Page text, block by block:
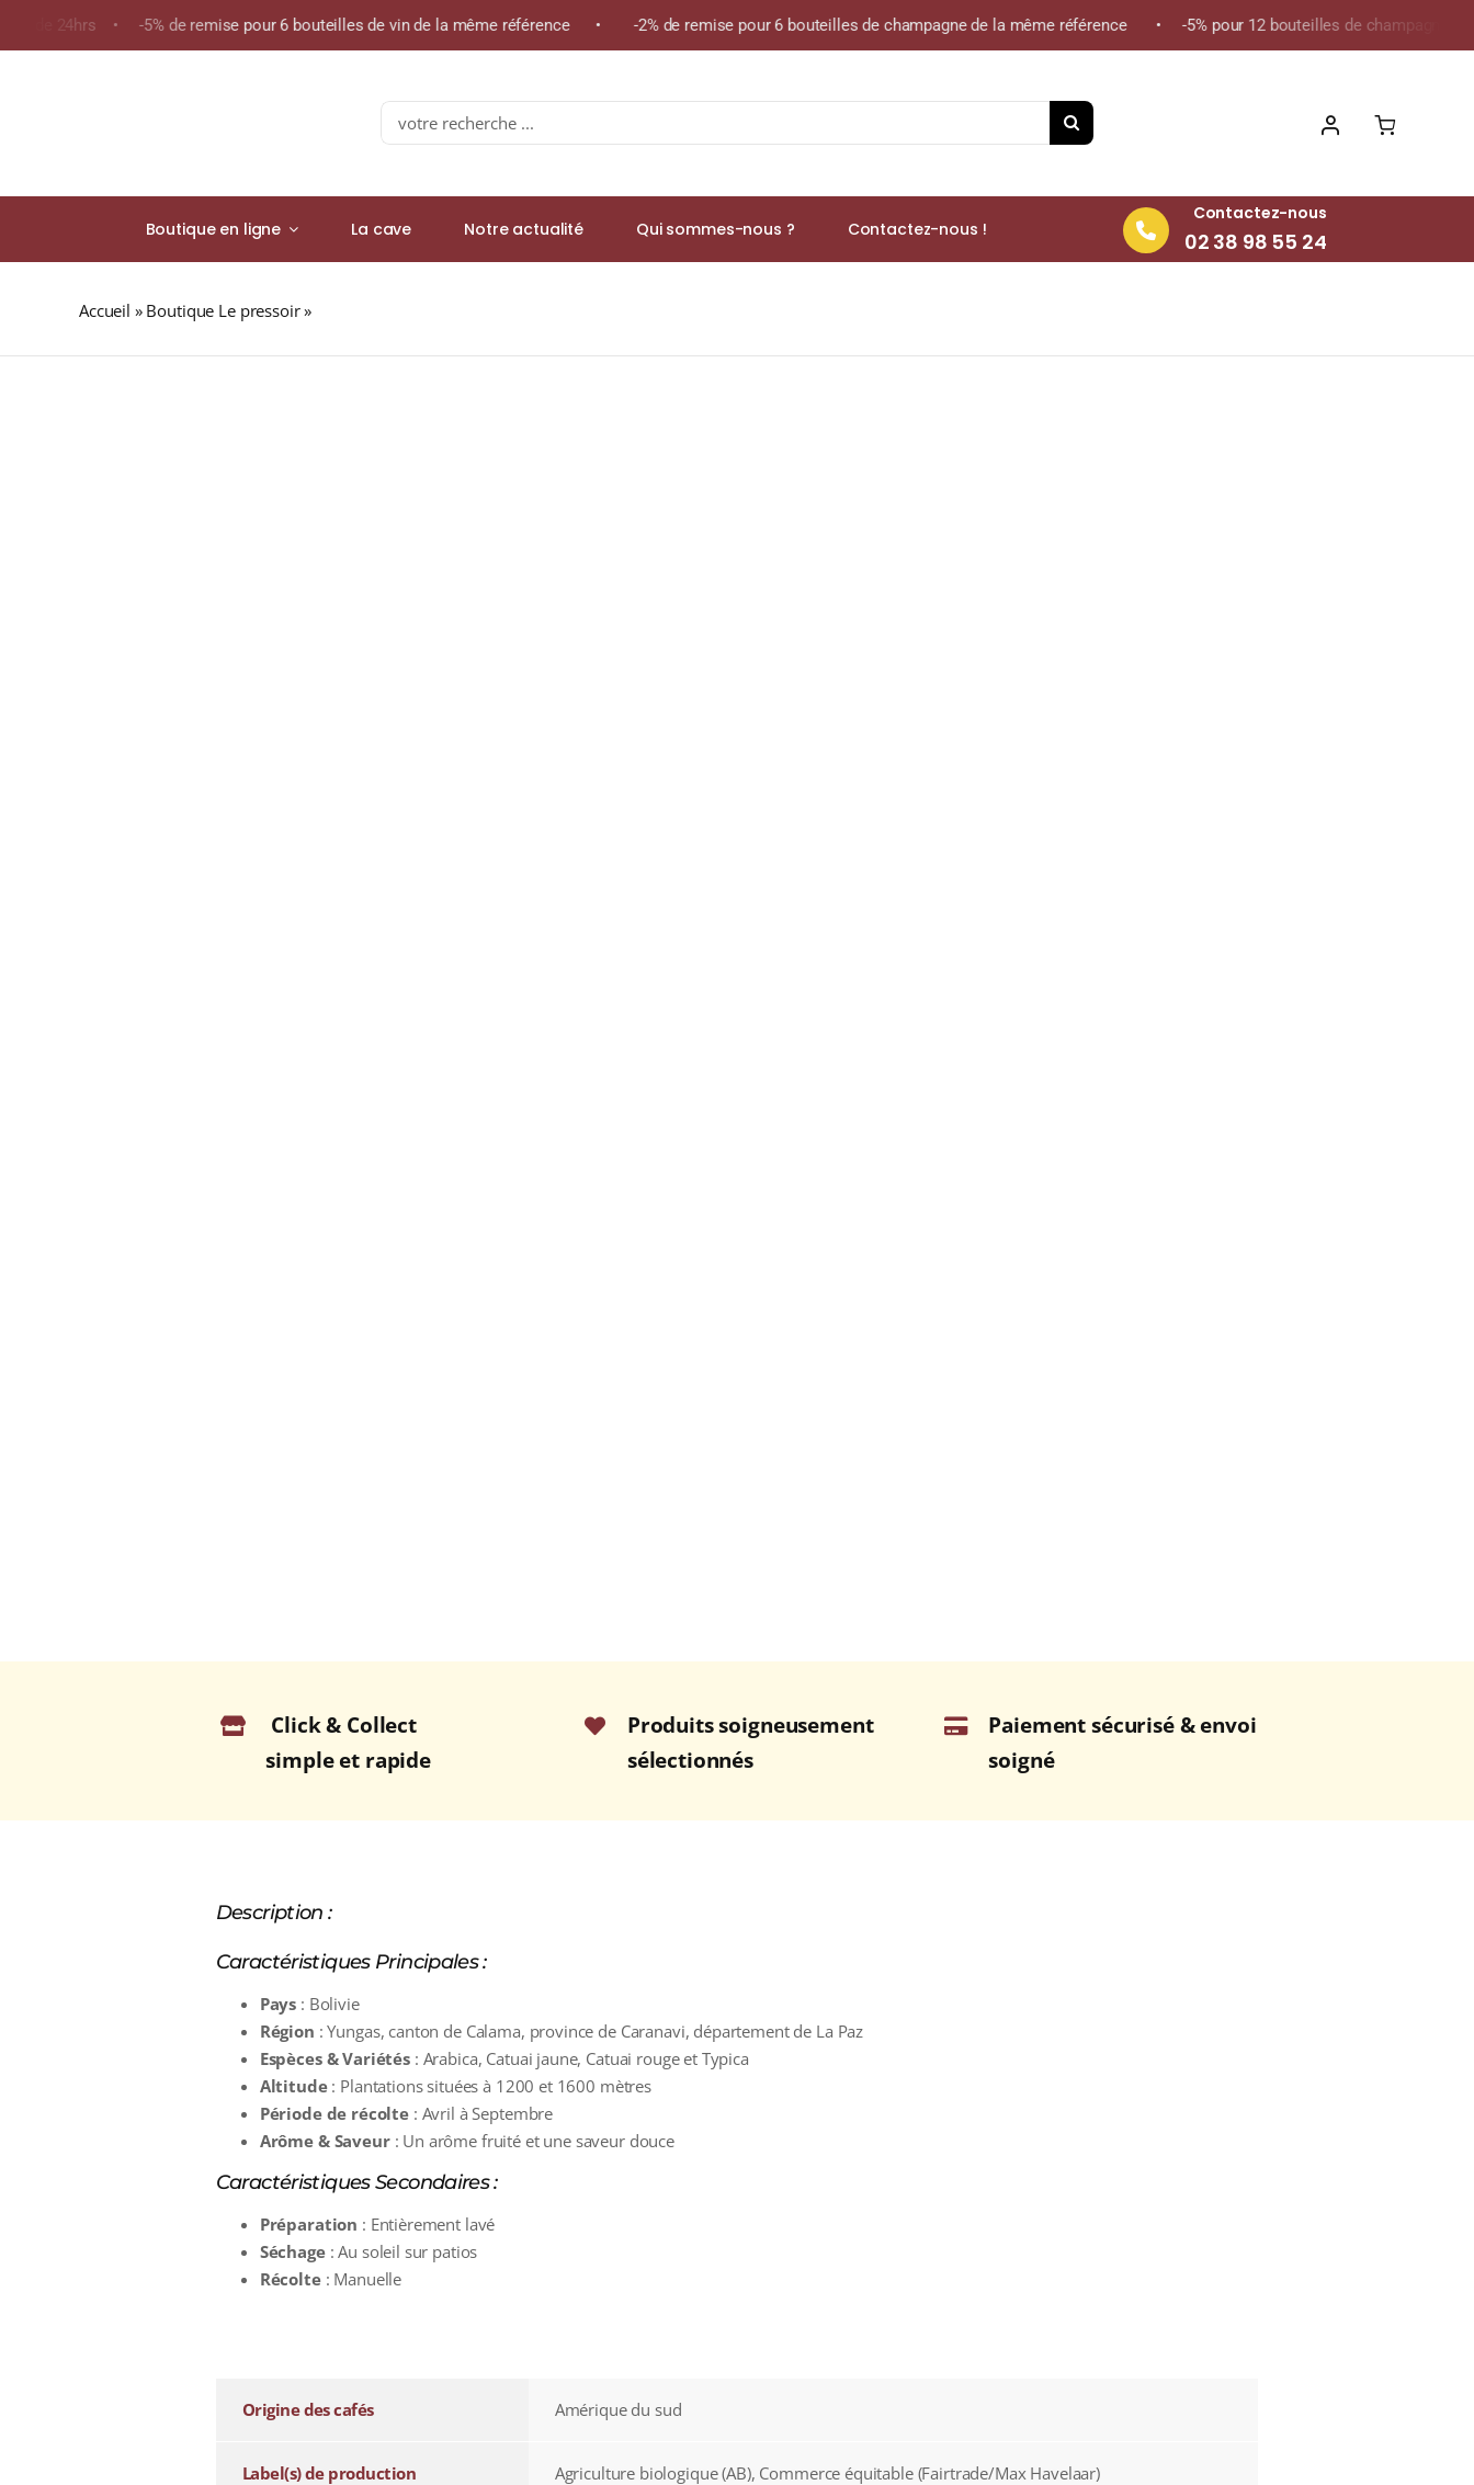
24hrs • -5% de remise pour 6 bouteilles de vin de la même référence • -2% de remise pour 6 bouteilles de champagne de la même référence • -5% pour 12 bouteilles de champagne de la
Search
for:
Boutique en ligne La cave Notre actualité Qui sommes-nous ? Contactez-nous !
Contactez-nous
02 38 98 55 24
Accueil » Boutique Le pressoir»
Click & Collect
simple et rapide
Produits soigneusement
sélectionnés
Paiement sécurisé & envoi
soigné
Description :
Caractéristiques Principales :
Pays : Bolivie
Région : Yungas, canton de Calama, province de Caranavi, département de La Paz
Espèces & Variétés : Arabica, Catuai jaune, Catuai rouge et Typica
Altitude: Plantations situées à 1200 et 1600 mètres
Période de récolte : Avril à Septembre
Arôme & Saveur: Un arôme fruité et une saveur douce
Caractéristiques Secondaires :
Préparation : Entièrement lavé
Séchage: Au soleil sur patios
Récolte: Manuelle
Origine des cafés Amérique du sud
Label(s) de production Agriculture biologique (AB), Commerce équitable (Fairtrade/Max Havelaar)